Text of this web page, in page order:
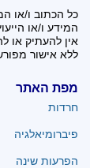
כל הכתוב ו/או
המידע ו/או
אין להעתיק או
ללא אישור
מפת האתר
חרדות
פיברומיאלגיה
הפרעות שינה